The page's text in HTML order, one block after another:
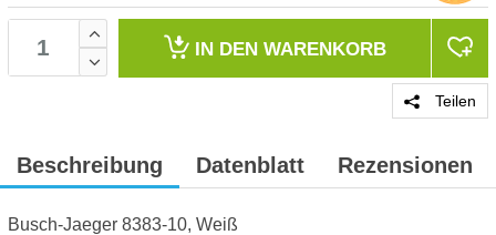
IN DEN WARENKORB
Teilen
Beschreibung Datenblatt Rezensionen
Busch-Jaeger 8383-10, Weiß